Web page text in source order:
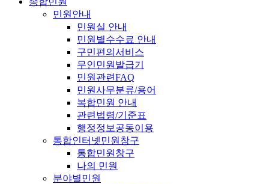
민원안내
민원실 안내
민원별수수료 안내
구민편의서비스
무인민원발급기
민원관련FAQ
민원사무분류/용어
복합민원 안내
관련법령/기준표
행정정보공동이용
통합인터넷민원창구
통합민원창구
나의 민원
분야별민원